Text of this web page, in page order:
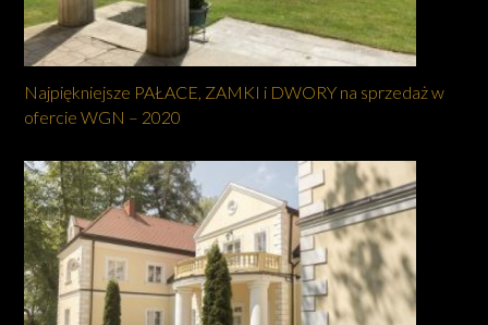
Najpiękniejsze PAŁACE, ZAMKI i DWORY na sprzedaż w
ofercie WGN – 2020